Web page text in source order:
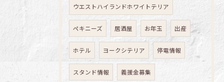
ウエストハイランドホワイトテリア
ペキニーズ 居酒屋 お年玉 出産
ホテル ヨークシテリア 停電情報
スタンド情報 義援金募集